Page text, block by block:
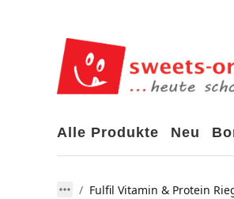
Alle Produkte Neu
Fulfil Vitamin & Protein